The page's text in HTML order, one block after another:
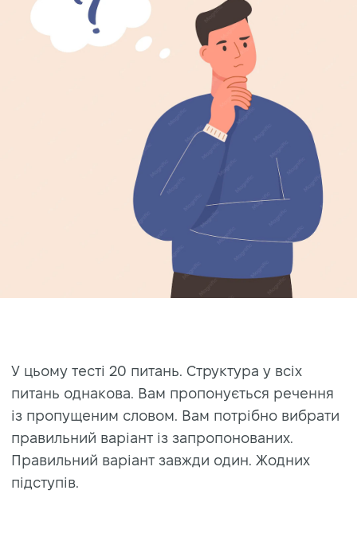
У цьому тесті 20 питань. Структура у всіх
питань однакова. Вам пропонується речення
із пропущеним словом. Вам потрібно вибрати
правильний варіант із запропонованих.
Правильний варіант завжди один. Жодних
підступів.